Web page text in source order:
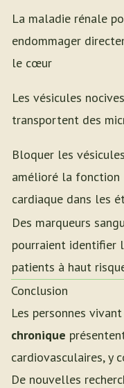
La maladie rénale
endommager
le cœur
Les vésicules nocives
transportent des
Bloquer les
amélioré la fonction
cardiaque dans les
Des marqueurs
pourraient identifier
patients à haut
Conclusion
Les personnes
chronique
cardiovasculaires, y
De nouvelles